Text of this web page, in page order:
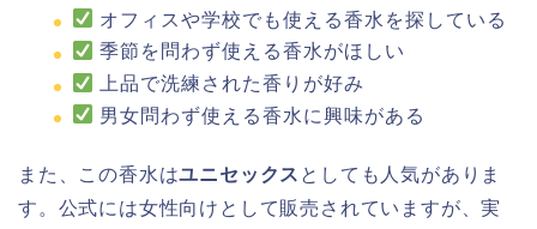
オフィスや学校でも使える香水を探している
季節を問わず使える香水がほしい
上品で洗練された香りが好み
男女問わず使える香水に興味がある
また、この香水はユニセックス としても人気がありま
す。公式には女性向けとして販売されていますが、実